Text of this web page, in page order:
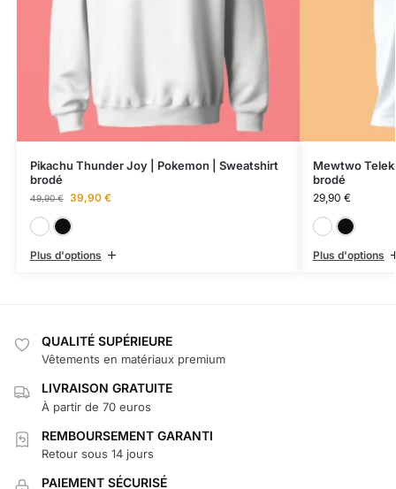
Pikachu Thunder Joy | Pokemon | Sweatshirt
brodé
49,90€ 39,90 €
Plus d'options
Mewtwo
brodé
29,90 €
Plus d'options
QUALITÉ SUPÉRIEURE
Vêtements en matériaux premium
LIVRAISON GRATUITE
À partir de 70 euros
REMBOURSEMENT GARANTI
Retour sous 14 jours
PAIEMENT SÉCURISÉ